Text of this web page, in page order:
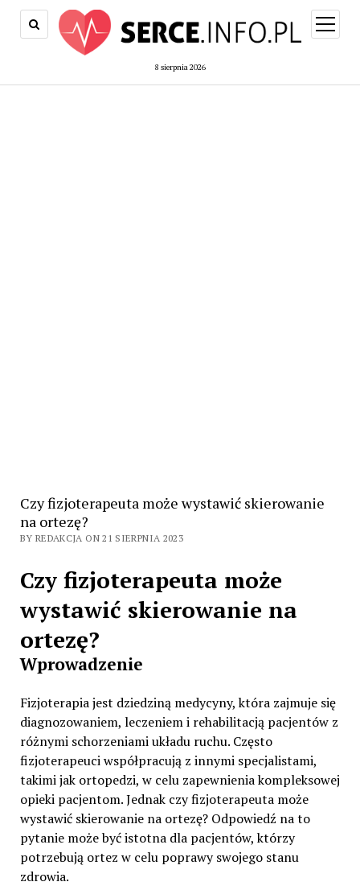
8 sierpnia 2026
open
menu
Czy fizjoterapeuta może wystawić skierowanie
na ortezę?
BY REDAKCJA ON 21 SIERPNIA 2023
Czy fizjoterapeuta może
wystawić skierowanie na
ortezę?
Wprowadzenie
Fizjoterapia jest dziedziną medycyny, która zajmuje się
diagnozowaniem, leczeniem i rehabilitacją pacjentów z
różnymi schorzeniami układu ruchu. Często
fizjoterapeuci współpracują z innymi specjalistami,
takimi jak ortopedzi, w celu zapewnienia kompleksowej
opieki pacjentom. Jednak czy fizjoterapeuta może
wystawić skierowanie na ortezę? Odpowiedź na to
pytanie może być istotna dla pacjentów, którzy
potrzebują ortez w celu poprawy swojego stanu
zdrowia.